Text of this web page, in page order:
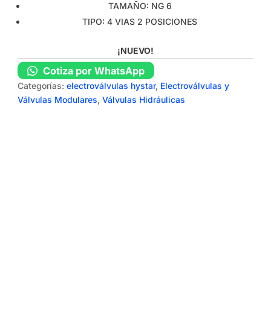
TAMAÑO: NG 6
TIPO: 4 VIAS 2 POSICIONES
¡NUEVO!
Cotiza por WhatsApp
Categorías:electroválvulas hystar, Electroválvulas y
Válvulas Modulares,Válvulas Hidráulicas